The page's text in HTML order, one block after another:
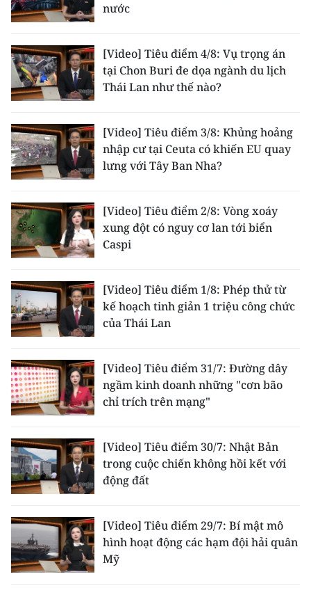
TIN ĐỊA PHƯƠNG
Trung du và miền núi phía Bắc
Đồng bằng sông Hồng
Duyên hải Nam Trung Bộ và Tây
Nguyên
Đồng bằng sông Cửu Long
Chuyên trang Hà Nội
Chuyên trang TP. Hồ Chí Minh
CHUYÊN ĐỀ
VỀ BÁO NHÂN DÂN
NHÂN DÂN CUỐI TUẦN
NHÂN DÂN HẰNG THÁNG
MUA BÁO
ĐỌC BÁO IN
nước
[Video] Tiêu điểm 4/8: Vụ trọng án
tại Chon Buri đe dọa ngành du lịch
Thái Lan như thế nào?
[Video] Tiêu điểm 3/8: Khủng hoảng
nhập cư tại Ceuta có khiến EU quay
lưng với Tây Ban Nha?
[Video] Tiêu điểm 2/8: Vòng xoáy
xung đột có nguy cơ lan tới biển
Caspi
[Video] Tiêu điểm 1/8: Phép thử từ
kế hoạch tinh giản 1 triệu công chức
của Thái Lan
[Video] Tiêu điểm 31/7: Đường dây
ngầm kinh doanh những "cơn bão
chỉ trích trên mạng"
[Video] Tiêu điểm 30/7: Nhật Bản
trong cuộc chiến không hồi kết với
động đất
[Video] Tiêu điểm 29/7: Bí mật mô
hình hoạt động các hạm đội hải quân
Mỹ